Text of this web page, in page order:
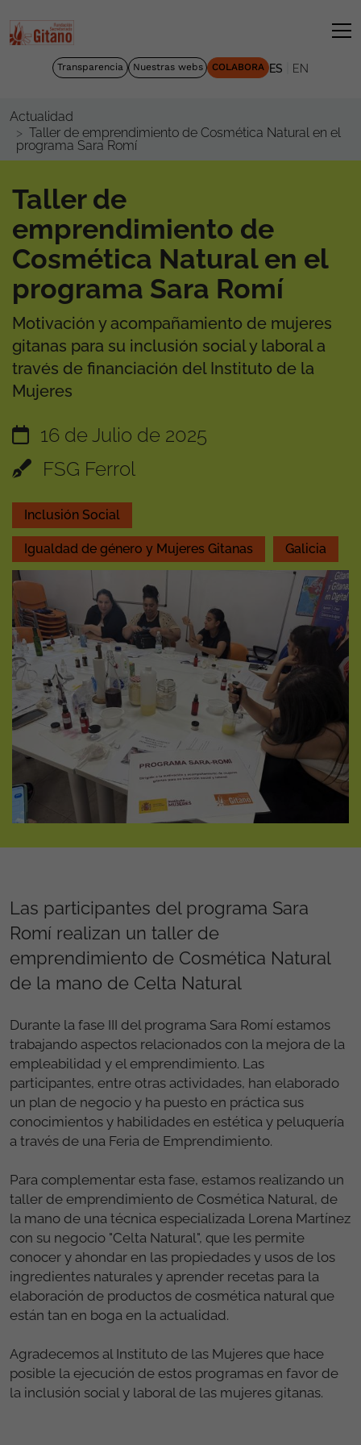
Transparencia Nuestras webs COLABORA ES EN
Actualidad
Taller de emprendimiento de Cosmética Natural en el
programa Sara Romí
Taller de
emprendimiento de
Cosmética Natural en el
programa Sara Romí
Motivación y acompañamiento de mujeres
gitanas para su inclusión social y laboral a
través de financiación del Instituto de la
Mujeres
16 de Julio de 2025
FSG Ferrol
Inclusión Social
Igualdad de género y Mujeres Gitanas Galicia
Las participantes del programa Sara
Romí realizan un taller de
emprendimiento de Cosmética Natural
de la mano de Celta Natural
Durante la fase III del programa Sara Romí estamos
trabajando aspectos relacionados con la mejora de la
empleabilidad y el emprendimiento. Las
participantes, entre otras actividades, han elaborado
un plan de negocio y ha puesto en práctica sus
conocimientos y habilidades en estética y peluquería
a través de una Feria de Emprendimiento.
Para complementar esta fase, estamos realizando un
taller de emprendimiento de Cosmética Natural, de
la mano de una técnica especializada Lorena Martínez
con su negocio "Celta Natural", que les permite
conocer y ahondar en las propiedades y usos de los
ingredientes naturales y aprender recetas para la
elaboración de productos de cosmética natural que
están tan en boga en la actualidad.
Agradecemos al Instituto de las Mujeres que hace
posible la ejecución de estos programas en favor de
la inclusión social y laboral de las mujeres gitanas.